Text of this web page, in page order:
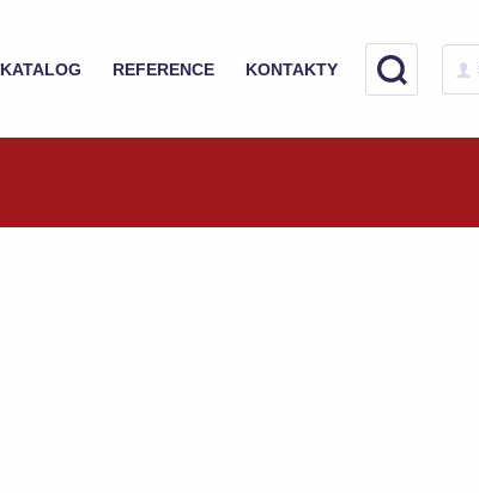
KATALOG REFERENCE KONTAKTY